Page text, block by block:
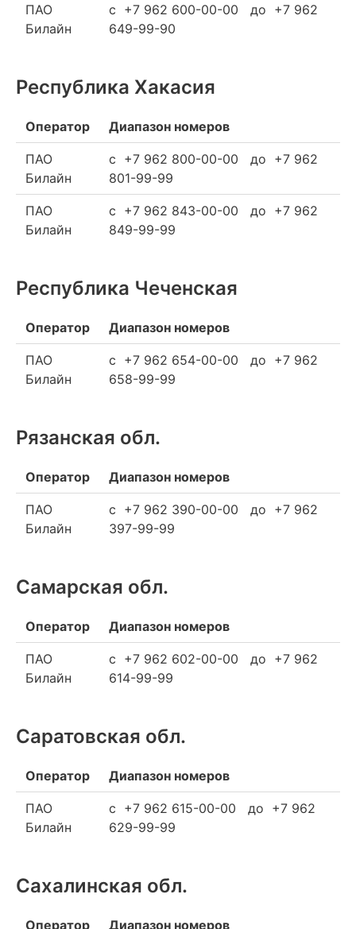
ПАО
Билайн
c +7 962 600-00-00 до +7 962
649-99-90
Республика Хакасия
Оператор Диапазон номеров
ПАО
Билайн
c +7 962 800-00-00 до +7 962
801-99-99
ПАО
Билайн
c +7 962 843-00-00 до +7 962
849-99-99
Республика Чеченская
Оператор Диапазон номеров
ПАО
Билайн
c +7 962 654-00-00 до +7 962
658-99-99
Рязанская обл.
Оператор Диапазон номеров
ПАО
Билайн
c +7 962 390-00-00 до +7 962
397-99-99
Самарская обл.
Оператор Диапазон номеров
ПАО
Билайн
c +7 962 602-00-00 до +7 962
614-99-99
Саратовская обл.
Оператор Диапазон номеров
ПАО
Билайн
c +7 962 615-00-00 до +7 962
629-99-99
Сахалинская обл.
Оператор Диапазон номеров